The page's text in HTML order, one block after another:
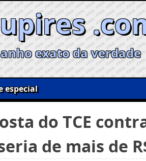
exato da verdade
especial
do TCE
de mais de